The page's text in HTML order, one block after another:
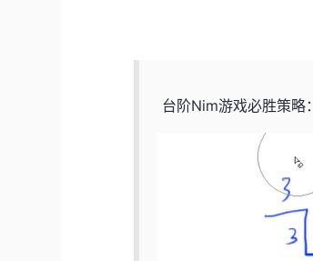
台阶Nim游戏必胜策略：